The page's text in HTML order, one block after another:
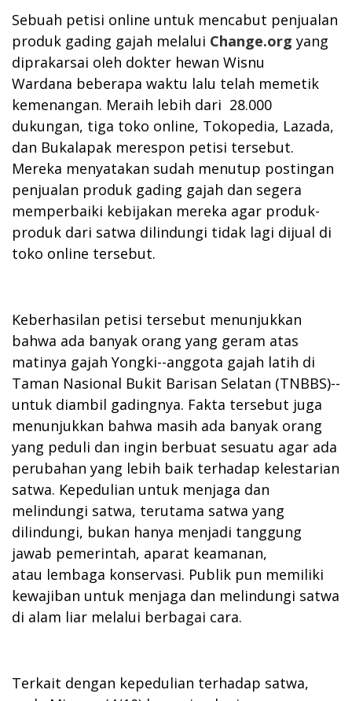
Sebuah petisi online untuk mencabut penjualan
produk gading gajah melalui Change.org yang
diprakarsai oleh dokter hewan Wisnu
Wardana beberapa waktu lalu telah memetik
kemenangan. Meraih lebih dari 28.000
dukungan, tiga toko online, Tokopedia, Lazada,
dan Bukalapak merespon petisi tersebut.
Mereka menyatakan sudah menutup postingan
penjualan produk gading gajah dan segera
memperbaiki kebijakan mereka agar produk-
produk dari satwa dilindungi tidak lagi dijual di
toko online tersebut.
Keberhasilan petisi tersebut menunjukkan
bahwa ada banyak orang yang geram atas
matinya gajah Yongki--anggota gajah latih di
Taman Nasional Bukit Barisan Selatan (TNBBS)--
untuk diambil gadingnya. Fakta tersebut juga
menunjukkan bahwa masih ada banyak orang
yang peduli dan ingin berbuat sesuatu agar ada
perubahan yang lebih baik terhadap kelestarian
satwa. Kepedulian untuk menjaga dan
melindungi satwa, terutama satwa yang
dilindungi, bukan hanya menjadi tanggung
jawab pemerintah, aparat keamanan,
atau lembaga konservasi. Publik pun memiliki
kewajiban untuk menjaga dan melindungi satwa
di alam liar melalui berbagai cara.
Terkait dengan kepedulian terhadap satwa,